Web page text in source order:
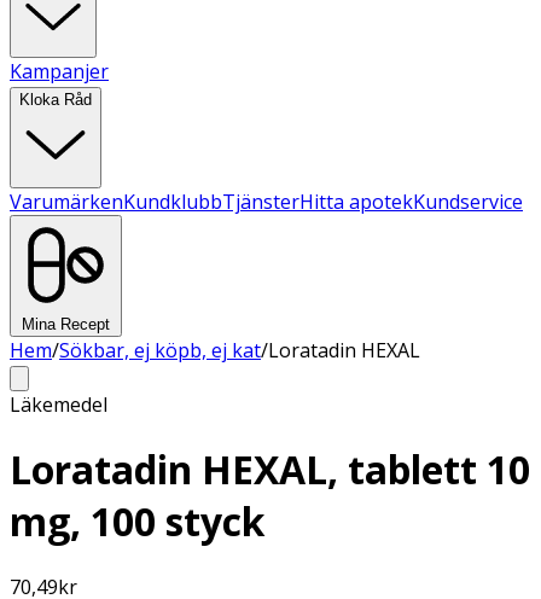
Kampanjer
Kloka Råd
VarumärkenKundklubbTjänsterHitta apotekKundservice
Mina Recept
Hem/Sökbar, ej köpb, ej kat/Loratadin HEXAL
Läkemedel
Loratadin HEXAL, tablett 10
mg, 100 styck
70,49kr